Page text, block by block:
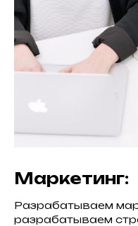
Маркетинг:
Разрабатываем
разрабатываем